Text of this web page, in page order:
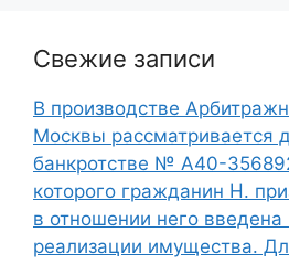
Свежие записи
В производстве
Москвы рассматривается
банкротстве № А40-
которого гражданин Н.
в отношении него введена
реализации имущества.